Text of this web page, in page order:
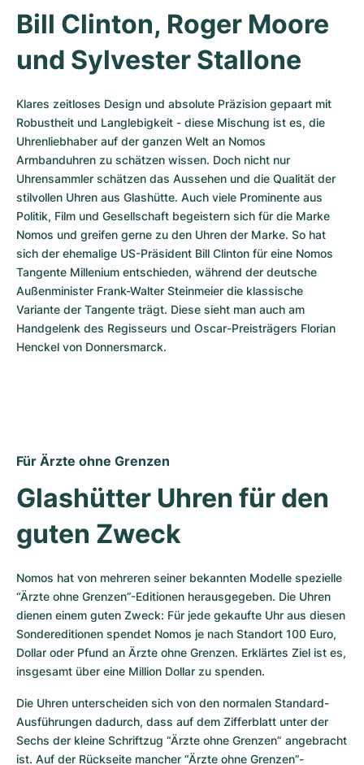
Bill Clinton, Roger Moore
und Sylvester Stallone
Klares zeitloses Design und absolute Präzision gepaart mit
Robustheit und Langlebigkeit - diese Mischung ist es, die
Uhrenliebhaber auf der ganzen Welt an Nomos
Armbanduhren zu schätzen wissen. Doch nicht nur
Uhrensammler schätzen das Aussehen und die Qualität der
stilvollen Uhren aus Glashütte. Auch viele Prominente aus
Politik, Film und Gesellschaft begeistern sich für die Marke
Nomos und greifen gerne zu den Uhren der Marke. So hat
sich der ehemalige US-Präsident Bill Clinton für eine Nomos
Tangente Millenium entschieden, während der deutsche
Außenminister Frank-Walter Steinmeier die klassische
Variante der Tangente trägt. Diese sieht man auch am
Handgelenk des Regisseurs und Oscar-Preisträgers Florian
Henckel von Donnersmarck.
Für Ärzte ohne Grenzen
Glashütter Uhren für den
guten Zweck
Nomos hat von mehreren seiner bekannten Modelle spezielle
“Ärzte ohne Grenzen”-Editionen herausgegeben. Die Uhren
dienen einem guten Zweck: Für jede gekaufte Uhr aus diesen
Sondereditionen spendet Nomos je nach Standort 100 Euro,
Dollar oder Pfund an Ärzte ohne Grenzen. Erklärtes Ziel ist es,
insgesamt über eine Million Dollar zu spenden.
Die Uhren unterscheiden sich von den normalen Standard-
Ausführungen dadurch, dass auf dem Zifferblatt unter der
Sechs der kleine Schriftzug “Ärzte ohne Grenzen” angebracht
ist. Auf der Rückseite mancher “Ärzte ohne Grenzen”-